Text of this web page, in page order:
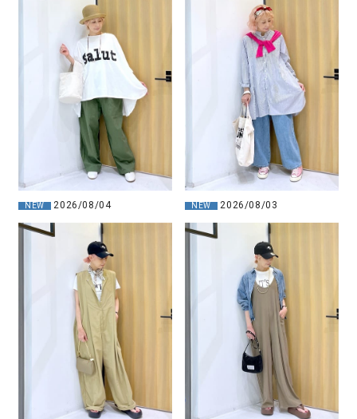
NEW 2026/08/04 NEW 2026/08/03